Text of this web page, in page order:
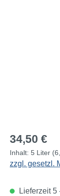
Regulärer
34,50 €
Inhalt: 5 Liter
zzgl. gesetzl.
Lieferzeit 5